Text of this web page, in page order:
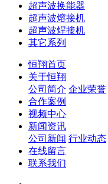
超声波换能器
超声波熔接机
超声波焊接机
其它系列
恒翔首页
关于恒翔
公司简介 企业荣誉
合作案例
视频中心
新闻资讯
公司新闻 行业动态
在线留言
联系我们